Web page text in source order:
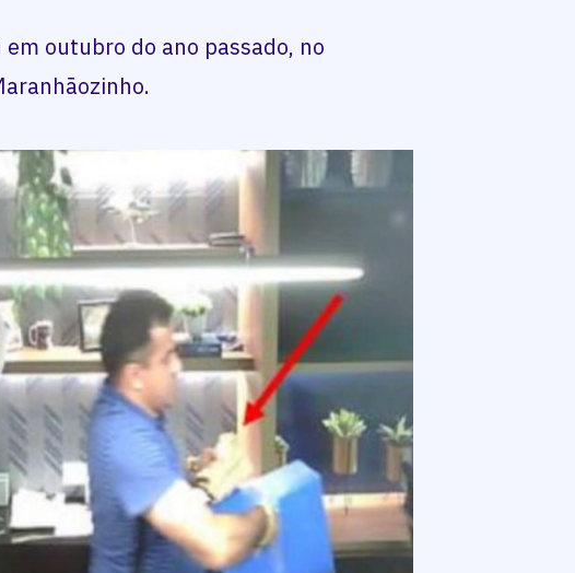
outubro do ano passado, no